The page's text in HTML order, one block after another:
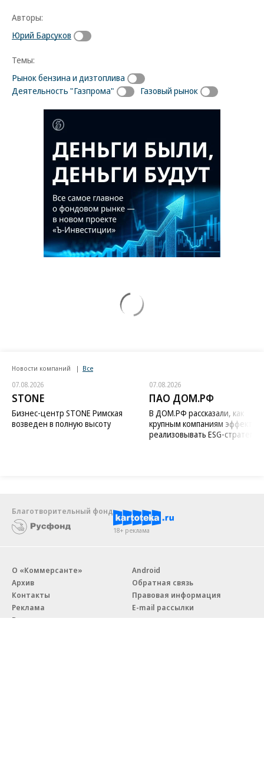
Авторы:
Юрий Барсуков
Темы:
Рынок бензина и дизтоплива
Деятельность "Газпрома"
Газовый рынок
Новости компаний Все
07.08.2026
STONE
Бизнес-центр STONE Римская
возведен в полную высоту
07.08.2026
ПАО ДОМ.РФ
В ДОМ.РФ рассказали, как
крупным компаниям
реализовывать ESG-стратегию
Благотворительный фонд
18+ реклама
О «Коммерсанте»
Архив
Контакты
Реклама
Вакансии
Android
Обратная связь
Правовая информация
E-mail рассылки